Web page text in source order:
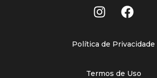
Política de Privacidade
Termos de Uso